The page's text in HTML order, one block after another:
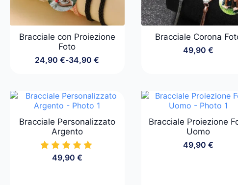
Bracciale con Proiezione
Foto
24,90€-34,90€
Fascia
24,90 €
34,90 €
Bracciale Corona
49,90€
Bracciale Personalizzato
Argento
49,90 €
Bracciale Proiezione
Uomo
49,90€